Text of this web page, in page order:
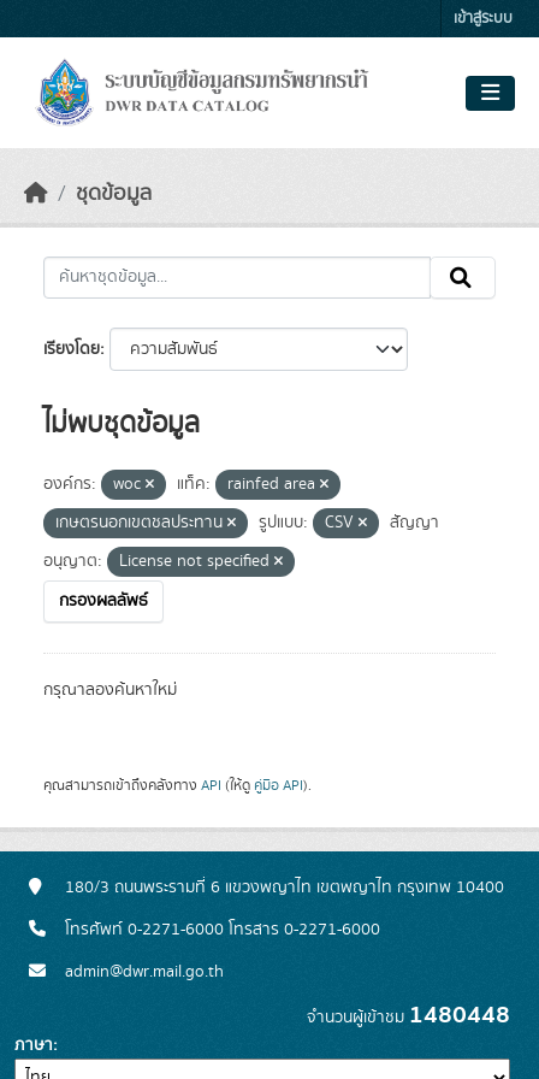
เข้าสู่ระบบ
ชุดข้อมูล
เรียงโดย
ไม่พบชุดข้อมูล
องค์กร: woc แท็ค:
rainfed area
เกษตรนอกเขตชลประทาน
รูปแบบ: CSV
สัญญา
อนุญาต:
License not specified
กรองผลลัพธ์
กรุณาลองค้นหาใหม่
คุณสามารถเข้าถึงคลังทาง API (ให้ดู คู่มือ API).
180/3 ถนนพระรามที่ 6 แขวงพญาไท เขตพญาไท กรุงเทพ 10400
โทรศัพท์ 0-2271-6000 โทรสาร 0-2271-6000
admin@dwr.mail.go.th
จำนวนผู้เข้าชม 1480448
ภาษา